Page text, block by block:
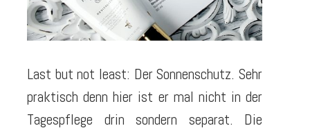
Last but not least: Der Sonnenschutz. Sehr
praktisch denn hier ist er mal nicht in der
Tagespflege drin sondern separat. Die